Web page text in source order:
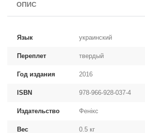
ОПИС
Язык украинский
Переплет твердый
Год издания 2016
ISBN 978-966-928-037-4
Издательство Фенікс
Вес 0.5 кг